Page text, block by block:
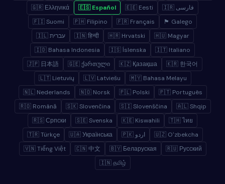
🇬🇷 Ελληνικά
🇪🇸 Español 🇪🇪 Eesti
🇮🇷 فارسی
🇫🇮 Suomi
🇵🇭 Filipino 🇫🇷 Français
🏴 Galego
🇮🇱 עברית
🇮🇳 हिन्दी 🇭🇷 Hrvatski
🇭🇺 Magyar
🇮🇩 Bahasa Indonesia
🇮🇸 Íslenska
🇮🇹 Italiano
🇯🇵 日本語
🇬🇪 ქართული 🇰🇿 Қазақша
🇰🇷 한국어
🇱🇹 Lietuvių
🇱🇻 Latviešu
🇲🇾 Bahasa Melayu
🇳🇱 Nederlands
🇳🇴 Norsk 🇵🇱 Polski
🇵🇹 Português
🇷🇴 Română
🇸🇰 Slovenčina 🇸🇮 Slovenščina
🇦🇱 Shqip
🇷🇸 Српски
🇸🇪 Svenska 🇰🇪 Kiswahili
🇹🇭 ไทย
🇹🇷 Türkçe
🇺🇦 Українська 🇵🇰 اردو
🇺🇿 Oʻzbekcha
🇻🇳 Tiếng Việt
🇨🇳 中文 🇧🇾 Беларуская
🇷🇺 Русский
🇮🇳 தமிழ்